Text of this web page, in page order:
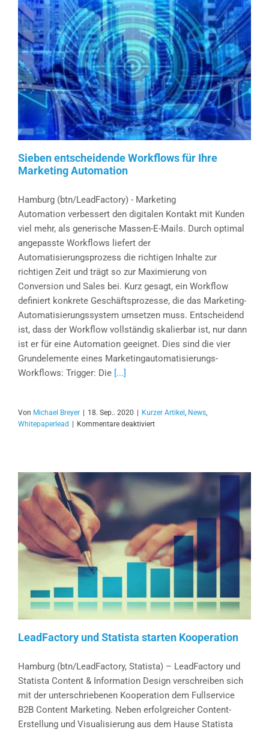
E-
Mail-
Marketing
Sieben entscheidende Workflows für Ihre
Marketing Automation
Hamburg (btn/LeadFactory) - Marketing
Automation verbessert den digitalen Kontakt mit Kunden
viel mehr, als generische Massen-E-Mails. Durch optimal
angepasste Workflows liefert der
Automatisierungsprozess die richtigen Inhalte zur
richtigen Zeit und trägt so zur Maximierung von
Conversion und Sales bei. Kurz gesagt, ein Workflow
definiert konkrete Geschäftsprozesse, die das Marketing-
Automatisierungssystem umsetzen muss. Entscheidend
ist, dass der Workflow vollständig skalierbar ist, nur dann
ist er für eine Automation geeignet. Dies sind die vier
Grundelemente eines Marketingautomatisierungs-
Workflows: Trigger: Die [...]
Von Michael Breyer 18. Sep.. 2020 Kurzer Artikel , News,
Whitepaperlead
Kommentare deaktiviertfür
Ihre
Marketing
Automation
LeadFactory und Statista starten Kooperation
Hamburg (btn/LeadFactory, Statista) – LeadFactory und
Statista Content & Information Design verschreiben sich
mit der unterschriebenen Kooperation dem Fullservice
B2B Content Marketing. Neben erfolgreicher Content-
Erstellung und Visualisierung aus dem Hause Statista